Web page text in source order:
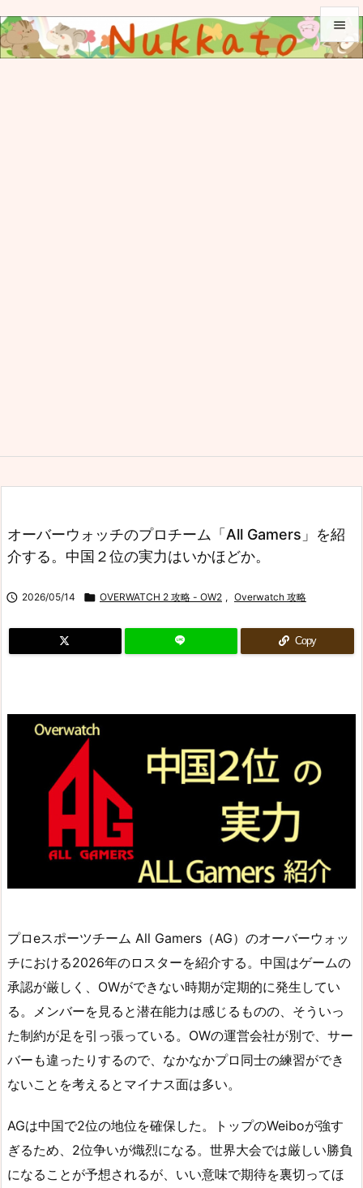


オーバーウォッチのプロチーム「All Gamers」を紹
介する。中国２位の実力はいかほどか。
 2026/05/14  OVERWATCH 2 攻略 - OW2 , Overwatch 攻略
Copy
プロeスポーツチーム All Gamers（AG）のオーバーウォッ
チにおける2026年のロスターを紹介する。中国はゲームの
承認が厳しく、OWができない時期が定期的に発生してい
る。メンバーを見ると潜在能力は感じるものの、そういっ
た制約が足を引っ張っている。OWの運営会社が別で、サー
バーも違ったりするので、なかなかプロ同士の練習ができ
ないことを考えるとマイナス面は多い。
AGは中国で2位の地位を確保した。トップのWeiboが強す
ぎるため、2位争いが熾烈になる。世界大会では厳しい勝負
になることが予想されるが、いい意味で期待を裏切ってほ